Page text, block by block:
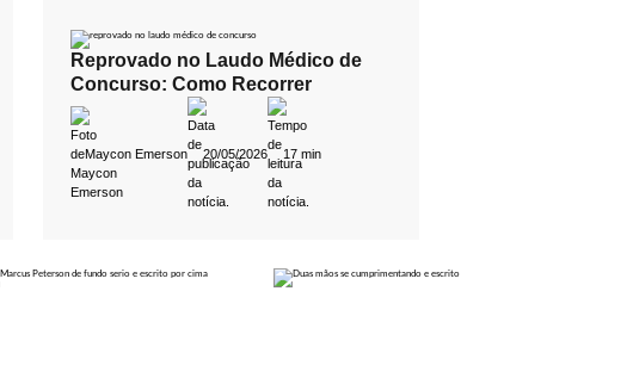
Reprovado no Laudo Médico de
Concurso: Como Recorrer
Maycon Emerson 20/05/2026 17 min